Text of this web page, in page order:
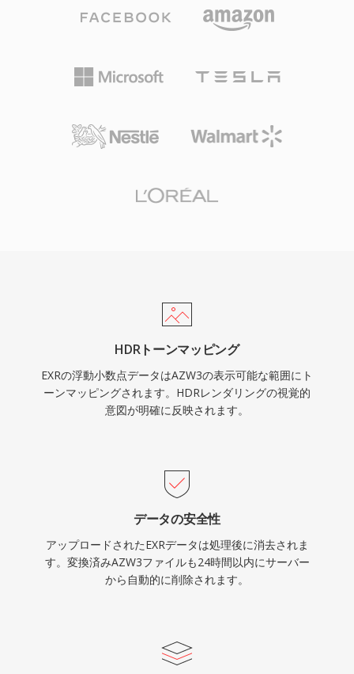
HDRトーンマッピング
EXRの浮動小数点データはAZW3の表示可能な範囲にト
ーンマッピングされます。HDRレンダリングの視覚的
意図が明確に反映されます。
データの安全性
アップロードされたEXRデータは処理後に消去されま
す。変換済みAZW3ファイルも24時間以内にサーバー
から自動的に削除されます。